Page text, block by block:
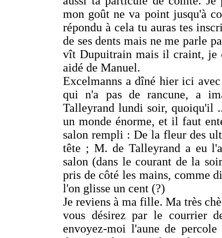
mon goût ne va point jusqu'à
répondu à cela tu auras tes
de ses dents mais ne me parle
vît Dupuitrain mais il craint, je
aidé de Manuel.
Excelmanns a dîné hier ici
qui n'a pas de rancune, a
Talleyrand lundi soir, quoiqu'il
un monde énorme, et il faut
salon rempli : De la fleur des
tête ; M. de Talleyrand a eu
salon (dans le courant de la
pris de côté les mains, comme
l'on glisse un cent (?)
Je reviens à ma fille. Ma très
vous désirez par le courrier
envoyez-moi l'aune de